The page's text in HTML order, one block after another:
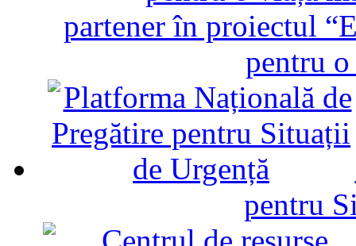
partener în proiectul
pentru
pentru